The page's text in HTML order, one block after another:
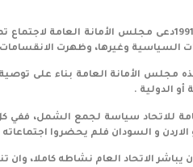
3) في 28/30 مايو 1991دعى مجلس الأمانة
السياسية وغيرها، وظهرت الانقسامات
مجلس الأمانة العامة بناء على
أو الدولية .
للاتحاد سياسة لجمع الشمل،
الاردن و السودان فلم يحضروا
يباشر الاتحاد العام نشاطه كاملا، وان